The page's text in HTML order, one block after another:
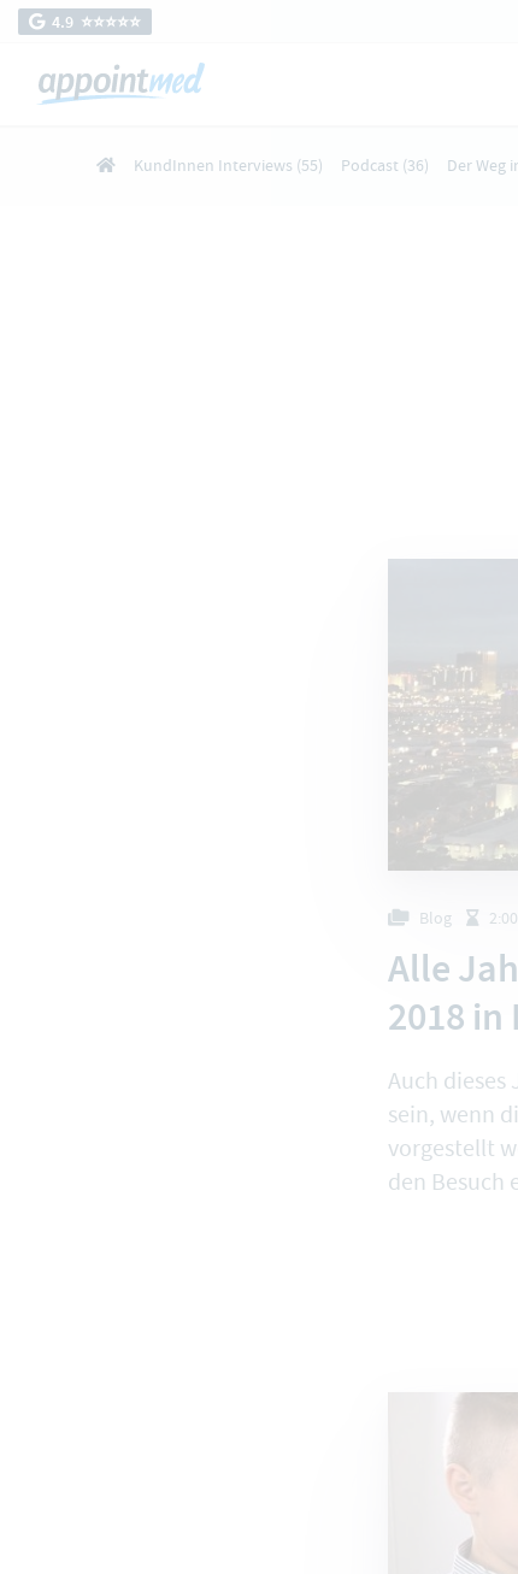
4.9 ⭐️⭐️⭐️⭐️⭐️
KundInnen Interviews (55) Podcast (36) Der Weg
Blog
Alle
2018 in
Auch dieses
sein, wenn
vorgestellt
den Besuch